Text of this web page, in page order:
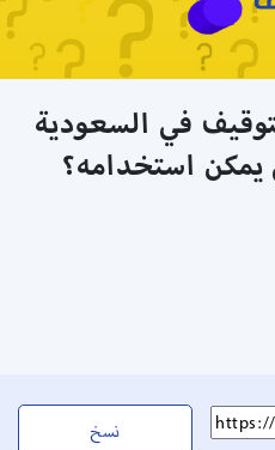
في السعودية
يمكن استخدامه؟
نسخ